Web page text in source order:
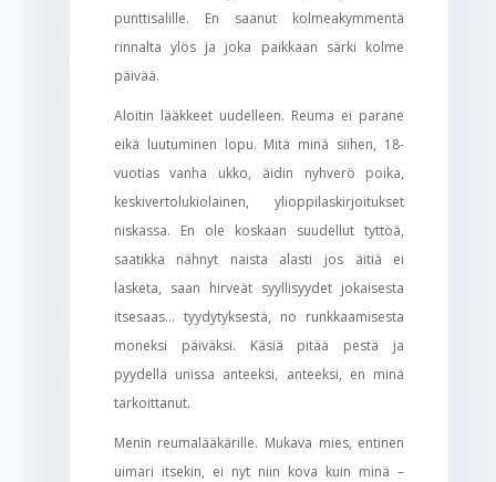
punttisalille. En saanut kolmeakymmentä
rinnalta ylös ja joka paikkaan särki kolme
päivää.
Aloitin lääkkeet uudelleen. Reuma ei parane
eikä luutuminen lopu. Mitä minä siihen, 18-
vuotias vanha ukko, äidin nyhverö poika,
keskivertolukiolainen, ylioppilaskirjoitukset
niskassa. En ole koskaan suudellut tyttöä,
saatikka nähnyt naista alasti jos äitiä ei
lasketa, saan hirveät syyllisyydet jokaisesta
itsesaas… tyydytyksestä, no runkkaamisesta
moneksi päiväksi. Käsiä pitää pestä ja
pyydellä unissa anteeksi, anteeksi, en minä
tarkoittanut.
Menin reumalääkärille. Mukava mies, entinen
uimari itsekin, ei nyt niin kova kuin minä –